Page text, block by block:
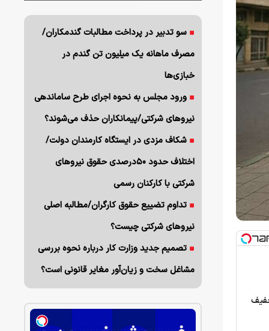
سو تدبیر در پرداخت مطالبات گندمکاران/
مصرف ماهانه یک میلیون تن گندم در
خبازی‌ها
ورود مجلس به نحوه اجرای طرح ساماندهی
نیروهای شرکتی/پیمانکاران حذف می‌شوند؟
شکاف مزدی در ایستگاه کارمندان دولت/
اختلاف حدود ۵۰درصدی حقوق نیروهای
شرکتی با کارکنان رسمی
تداوم تضییع حقوق کارگران/مطالبه اصلی
نیروهای شرکتی چیست؟
تصمیم جدید وزارت کار درباره نحوه بررسی
مشاغل سخت و زیان‌آور مغایر قانونی است؟